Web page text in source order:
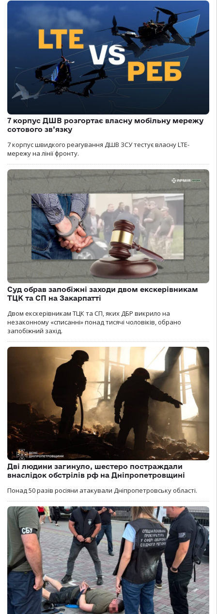
7 корпус ДШВ розгортає власну мобільну мережу
сотового зв’язку
7 корпус швидкого реагування ДШВ ЗСУ тестує власну LTE-
мережу на лінії фронту.
Суд обрав запобіжні заходи двом екскерівникам
ТЦК та СП на Закарпатті
Двом екскерівникам ТЦК та СП, яких ДБР викрило на
незаконному «списанні» понад тисячі чоловіків, обрано
запобіжний захід.
Дві людини загинуло, шестеро постраждали
внаслідок обстрілів рф на Дніпропетровщині
Понад 50 разів росіяни атакували Дніпропетровську області.